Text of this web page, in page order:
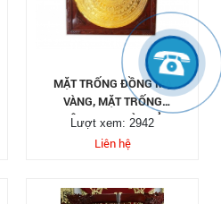
MẶT TRỐNG ĐỒNG MẠ
VÀNG, MẶT TRỐNG
ĐÔNG SƠN GÒ THỦ
CÔNG
Lượt xem: 2942
Liên hệ